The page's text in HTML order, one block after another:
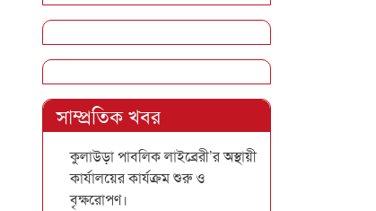
সাম্প্রতিক খবর
কুলাউড়া পাবলিক লাইব্রেরী’র অস্থায়ী
কার্যালয়ের কার্যক্রম শুরু ও
বৃক্ষরোপণ।